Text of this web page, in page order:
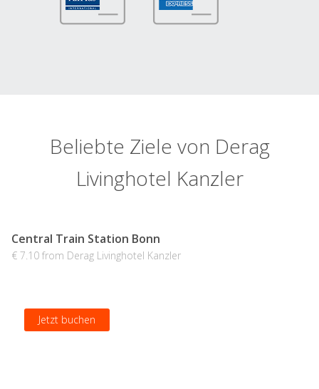
Beliebte Ziele von Derag
Livinghotel Kanzler
Central Train Station Bonn
€ 7.10 from Derag Livinghotel Kanzler
Jetzt buchen